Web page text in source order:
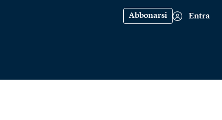
Abbonarsi Entra